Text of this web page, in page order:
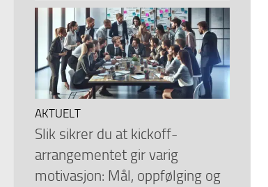
AKTUELT
Slik sikrer du at kickoff-
arrangementet gir varig
motivasjon: Mål, oppfølging og